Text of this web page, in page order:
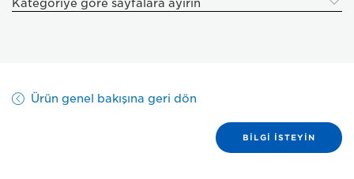
Kategoriye göre sayfalara ayırın
Ürün genel bakışına geri dön
BILGI ISTEYIN